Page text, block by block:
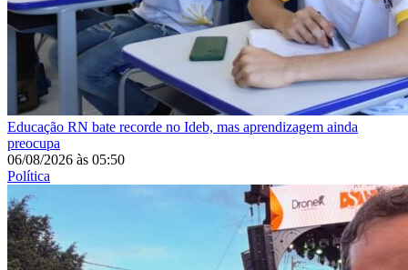
Educação RN bate recorde no Ideb, mas aprendizagem ainda
preocupa
06/08/2026 às 05:50
Política